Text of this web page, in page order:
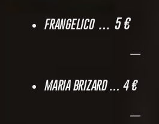
FRANGELICO … 5 €
—
MARIA BRIZARD… 4 €
—